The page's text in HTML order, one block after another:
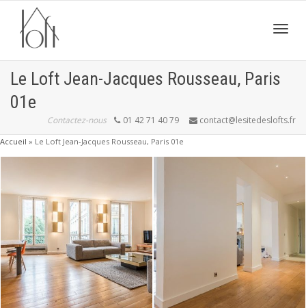
Le Loft Jean-Jacques Rousseau, Paris
01e
Contactez-nous 01 42 71 40 79 contact@lesitedeslofts.fr
Accueil » Le Loft Jean-Jacques Rousseau, Paris 01e